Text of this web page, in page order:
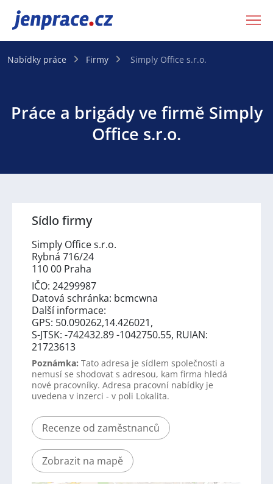
JenPráce.cz
Nabídky práce Firmy Simply Office s.r.o.
Práce a brigády ve firmě Simply
Office s.r.o.
Sídlo firmy
Simply Office s.r.o.
Rybná 716/24
110 00 Praha
IČO: 24299987
Datová schránka: bcmcwna
Další informace:
GPS: 50.090262,14.426021,
S-JTSK: -742432.89 -1042750.55, RUIAN:
21723613
Poznámka: Tato adresa je sídlem společnosti a
nemusí se shodovat s adresou, kam firma hledá
nové pracovníky. Adresa pracovní nabídky je
uvedena v inzerci - v poli Lokalita.
Recenze od zaměstnanců
Zobrazit na mapě